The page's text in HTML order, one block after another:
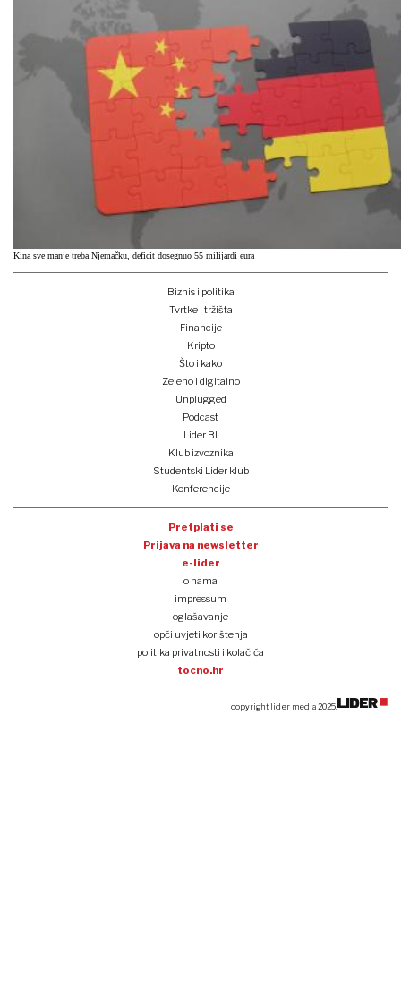
Kina sve manje treba Njemačku, deficit dosegnuo 55 milijardi eura
Biznis i politika
Tvrtke i tržišta
Financije
Kripto
Što i kako
Zeleno i digitalno
Unplugged
Podcast
Lider BI
Klub izvoznika
Studentski Lider klub
Konferencije
Pretplati se
Prijava na newsletter
e-lider
o nama
impressum
oglašavanje
opći uvjeti korištenja
politika privatnosti i kolačića
tocno.hr
copyright lider media 2025.